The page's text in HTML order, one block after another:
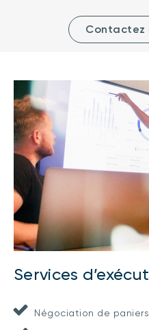
Contactez
Services
Négociation de